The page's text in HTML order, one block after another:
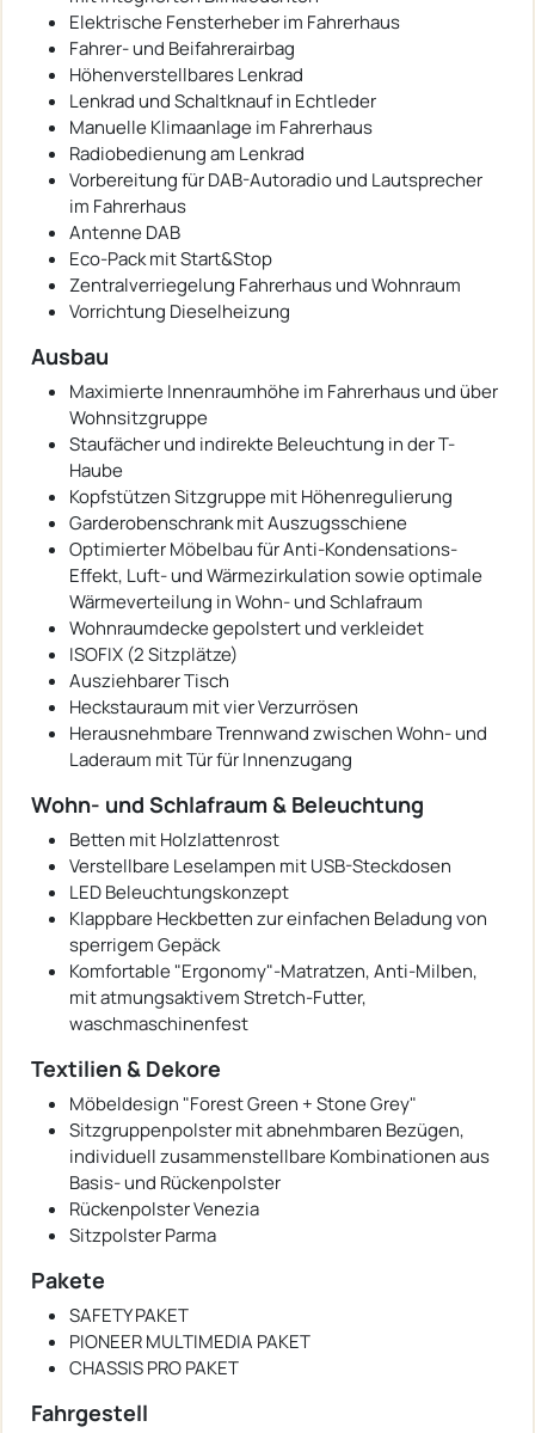
Elektrische Fensterheber im Fahrerhaus
Fahrer- und Beifahrerairbag
Höhenverstellbares Lenkrad
Lenkrad und Schaltknauf in Echtleder
Manuelle Klimaanlage im Fahrerhaus
Radiobedienung am Lenkrad
Vorbereitung für DAB-Autoradio und Lautsprecher
im Fahrerhaus
Antenne DAB
Eco-Pack mit Start&Stop
Zentralverriegelung Fahrerhaus und Wohnraum
Vorrichtung Dieselheizung
Ausbau
Maximierte Innenraumhöhe im Fahrerhaus und über
Wohnsitzgruppe
Staufächer und indirekte Beleuchtung in der T-
Haube
Kopfstützen Sitzgruppe mit Höhenregulierung
Garderobenschrank mit Auszugsschiene
Optimierter Möbelbau für Anti-Kondensations-
Effekt, Luft- und Wärmezirkulation sowie optimale
Wärmeverteilung in Wohn- und Schlafraum
Wohnraumdecke gepolstert und verkleidet
ISOFIX (2 Sitzplätze)
Ausziehbarer Tisch
Heckstauraum mit vier Verzurrösen
Herausnehmbare Trennwand zwischen Wohn- und
Laderaum mit Tür für Innenzugang
Wohn- und Schlafraum & Beleuchtung
Betten mit Holzlattenrost
Verstellbare Leselampen mit USB-Steckdosen
LED Beleuchtungskonzept
Klappbare Heckbetten zur einfachen Beladung von
sperrigem Gepäck
Komfortable "Ergonomy"-Matratzen, Anti-Milben,
mit atmungsaktivem Stretch-Futter,
waschmaschinenfest
Textilien & Dekore
Möbeldesign "Forest Green + Stone Grey"
Sitzgruppenpolster mit abnehmbaren Bezügen,
individuell zusammenstellbare Kombinationen aus
Basis- und Rückenpolster
Rückenpolster Venezia
Sitzpolster Parma
Pakete
SAFETY PAKET
PIONEER MULTIMEDIA PAKET
CHASSIS PRO PAKET
Fahrgestell